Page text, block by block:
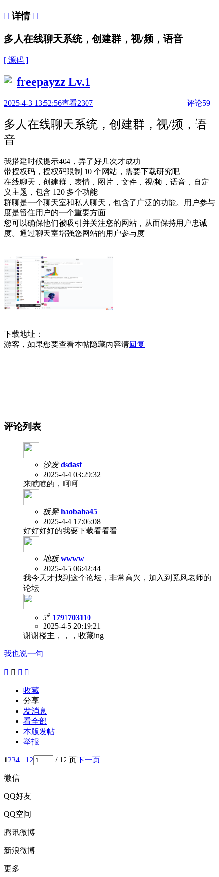
 详情 
多人在线聊天系统，创建群，视/频，语音
[ 源码 ]
freepayzz Lv.1
2025-4-3 13:52:56查看2307 评论59
多人在线聊天系统，创建群，视/频，语
音
我搭建时候提示404，弄了好几次才成功
带授权码，授权码限制 10 个网站，需要下载研究吧
在线聊天，创建群，表情，图片，文件，视/频，语音，自定
义主题，包含 120 多个功能
群聊是一个聊天室和私人聊天 ，包含了广泛的功能。用户参与
度是留住用户的一个重要方面
您可以确保他们被吸引并关注您的网站，从而保持用户忠诚
度。通过聊天室增强您网站的用户参与度
下载地址：
游客，如果您要查看本帖隐藏内容请回复
评论列表
沙发 dsdasf
2025-4-4 03:29:32
来瞧瞧的，呵呵
板凳 haobaba45
2025-4-4 17:06:08
好好好好的我要下载看看看
地板 wwww
2025-4-5 06:42:44
我今天才找到这个论坛，非常高兴，加入到觅风老师的
论坛
5# 1791703110
2025-4-5 20:19:21
谢谢楼主，，，收藏ing
我也说一句
   
收藏
分享
发消息
看全部
本版发帖
举报
1234.. 12 / 12 页下一页
微信
QQ好友
QQ空间
腾讯微博
新浪微博
更多